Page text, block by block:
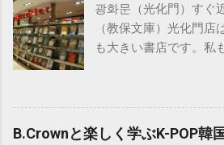
ています。 必要以上の
らも値段が高めです
も入っているのでおす
「朝鮮語辞典」とセ
す。朝鮮語辞典と同じ
ています。 ※iPhone用
광화문（光化門）すぐ
（教保文庫）光化門
も大きい書店です。私
この교보문고のインタ
http://
本にも送付してくれま
B.Crownと楽しく学ぶK-POP韓